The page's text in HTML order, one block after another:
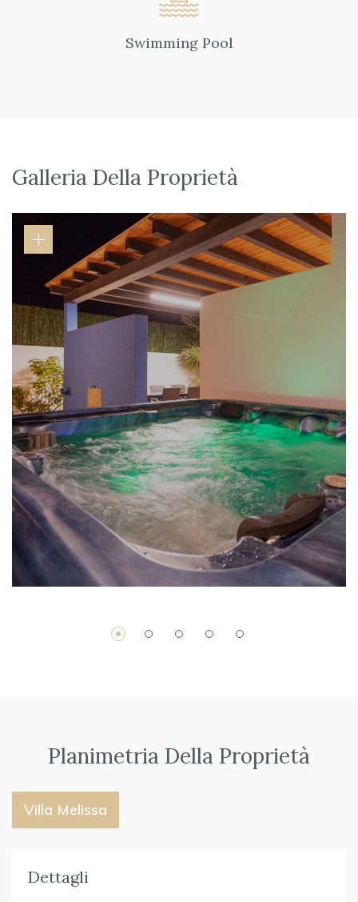
Swimming Pool
Galleria Della Proprietà
Planimetria Della Proprietà
Villa Melissa
Dettagli